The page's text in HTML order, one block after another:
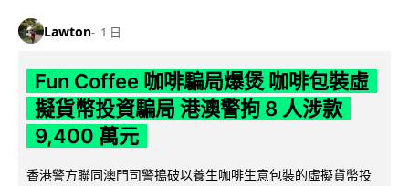
Lawton 1 日
Fun Coffee 咖啡騙局爆煲 咖啡包裝虛
擬貨幣投資騙局 港澳警拘 8 人涉款
9,400 萬元
香港警方聯同澳門司警搗破以養生咖啡生意包裝的虛擬貨幣投